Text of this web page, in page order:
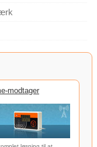
modtager